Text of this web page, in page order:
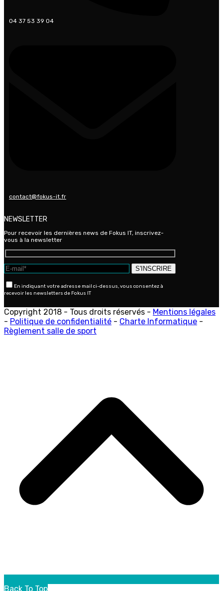
04 37 53 39 04
contact@fokus-it.fr
NEWSLETTER
Pour recevoir les dernières news de Fokus IT, inscrivez-
vous à la newsletter
En indiquant votre adresse mail ci-dessus, vous consentez à
recevoir les newsletters de Fokus IT
Copyright 2018 - Tous droits réservés - Mentions légales
- Politique de confidentialité - Charte Informatique -
Règlement salle de sport
Back To Top